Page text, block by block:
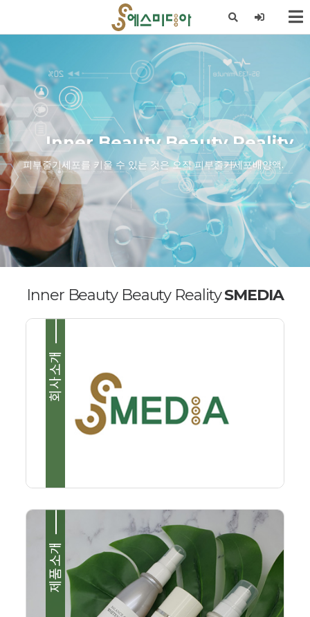
Inner Beauty Beauty Reality
피부줄기세포를 키울 수 있는 것은 오직 피부줄기세포배양액.
피부에 진정 필요하다고 선별한 영양소만을 화장품에 담았습니다.
Make your skin rest for your own benefit
After Treatment Care aemple Sm-C Ice Serum
Inner Beauty Beauty RealitySMEDIA
회사소개
제품소개